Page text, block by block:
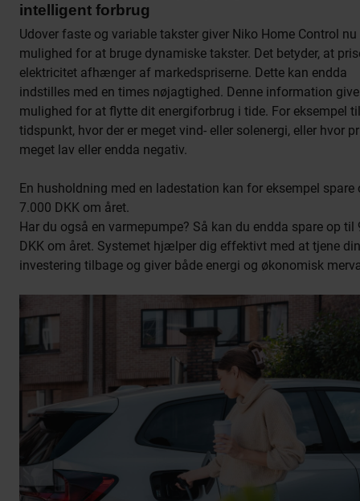
intelligent forbrug
Udover faste og variable takster giver Niko Home Control
mulighed for at bruge dynamiske takster. Det betyder, at
elektricitet afhænger af markedspriserne. Dette kan endda
indstilles med en times nøjagtighed. Denne information
mulighed for at flytte dit energiforbrug i tide. For eksempel
tidspunkt, hvor der er meget vind- eller solenergi, eller hvor
meget lav eller endda negativ.
En husholdning med en ladestation kan for eksempel spare
7.000 DKK om året.
Har du også en varmepumpe? Så kan du endda spare op til
DKK om året. Systemet hjælper dig effektivt med at tjene din
investering tilbage og giver både energi og økonomisk